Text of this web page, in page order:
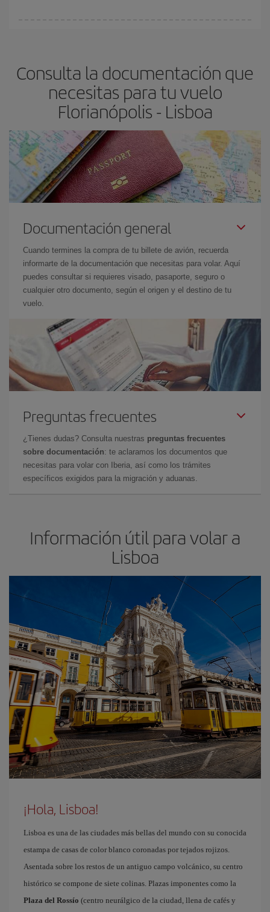
Consulta la documentación que
necesitas para tu vuelo
Florianópolis - Lisboa
Documentación general
Cuando termines la compra de tu billete de avión, recuerda
informarte de la documentación que necesitas para volar. Aquí
puedes consultar si requieres visado, pasaporte, seguro o
cualquier otro documento, según el origen y el destino de tu
vuelo.
Preguntas frecuentes
¿Tienes dudas? Consulta nuestras preguntas frecuentes
sobre documentación: te aclaramos los documentos que
necesitas para volar con Iberia, así como los trámites
específicos exigidos para la migración y aduanas.
Información útil para volar a
Lisboa
¡Hola, Lisboa!
Lisboa es una de las ciudades más bellas del mundo con su conocida
estampa de casas de color blanco coronadas por tejados rojizos.
Asentada sobre los restos de un antiguo campo volcánico, su centro
histórico se compone de siete colinas. Plazas imponentes como la
Plaza del Rossío (centro neurálgico de la ciudad, llena de cafés y